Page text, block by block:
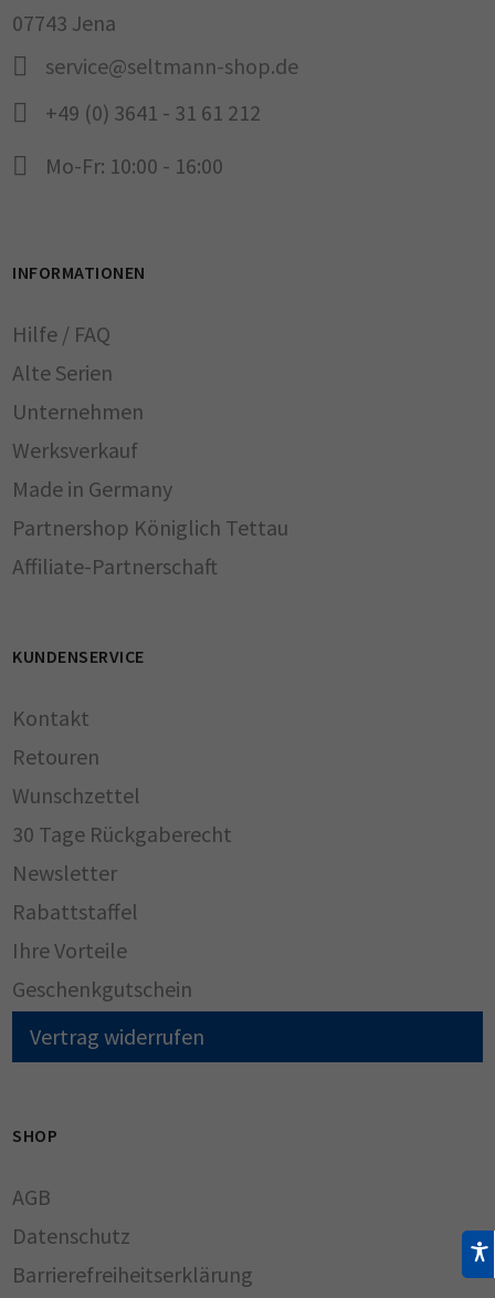
07743 Jena
service@seltmann-shop.de
+49 (0) 3641 - 31 61 212
Mo-Fr: 10:00 - 16:00
INFORMATIONEN
Hilfe / FAQ
Alte Serien
Unternehmen
Werksverkauf
Made in Germany
Partnershop Königlich Tettau
Affiliate-Partnerschaft
KUNDENSERVICE
Kontakt
Retouren
Wunschzettel
30 Tage Rückgaberecht
Newsletter
Rabattstaffel
Ihre Vorteile
Geschenkgutschein
Vertrag widerrufen
SHOP
AGB
Datenschutz
Barrierefreiheitserklärung